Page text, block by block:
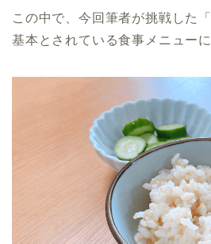
この中で、今回筆者が挑戦した
基本とされている食事メニューに